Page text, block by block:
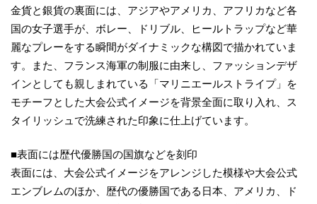
金貨と銀貨の裏面には、アジアやアメリカ、アフリカなど各
国の女子選手が、ボレー、ドリブル、ヒールトラップなど華
麗なプレーをする瞬間がダイナミックな構図で描かれていま
す。また、フランス海軍の制服に由来し、ファッションデザ
インとしても親しまれている「マリニエールストライプ」を
モチーフとした大会公式イメージを背景全面に取り入れ、ス
タイリッシュで洗練された印象に仕上げています。
■表面には歴代優勝国の国旗などを刻印
表面には、大会公式イメージをアレンジした模様や大会公式
エンブレムのほか、歴代の優勝国である日本、アメリカ、ド